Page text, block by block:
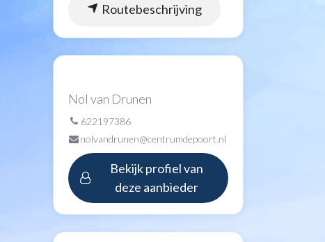
Routebeschrijving
Nol van Drunen
622197386
nolvandrunen@centrumdepoort.nl
Bekijk profiel van
deze aanbieder